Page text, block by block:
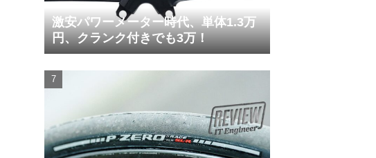
激安パワーメーター時代、単体1.3万
円、クランク付きでも3万！